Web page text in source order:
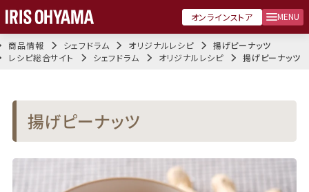
オンラインストア MENU
商品情報 シェフドラム オリジナルレシピ
揚げピーナッツ
レシピ総合サイト
シェフドラム オリジナルレシピ 揚げピーナッツ
揚げピーナッツ